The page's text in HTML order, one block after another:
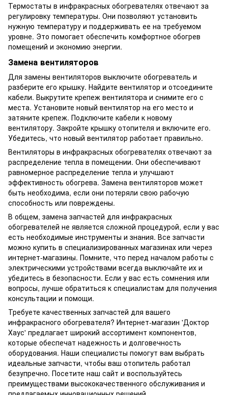
Термостаты в инфракрасных обогревателях отвечают за
регулировку температуры. Они позволяют установить
нужную температуру и поддерживать ее на требуемом
уровне. Это помогает обеспечить комфортное обогрев
помещений и экономию энергии.
Замена вентиляторов
Для замены вентиляторов выключите обогреватель и
разберите его крышку. Найдите вентилятор и отсоедините
кабели. Выкрутите крепеж вентилятора и снимите его с
места. Установите новый вентилятор на его место и
затяните крепеж. Подключите кабели к новому
вентилятору. Закройте крышку отопителя и включите его.
Убедитесь, что новый вентилятор работает правильно.
Вентиляторы в инфракрасных обогревателях отвечают за
распределение тепла в помещении. Они обеспечивают
равномерное распределение тепла и улучшают
эффективность обогрева. Замена вентиляторов может
быть необходима, если они потеряли свою рабочую
способность или повреждены.
В общем, замена запчастей для инфракрасных
обогревателей не является сложной процедурой, если у вас
есть необходимые инструменты и знания. Все запчасти
можно купить в специализированных магазинах или через
интернет-магазины. Помните, что перед началом работы с
электрическими устройствами всегда выключайте их и
убедитесь в безопасности. Если у вас есть сомнения или
вопросы, лучше обратиться к специалистам для получения
консультации и помощи.
Требуете качественных запчастей для вашего
инфракрасного обогревателя? Интернет-магазин 'Доктор
Хаус' предлагает широкий ассортимент компонентов,
которые обеспечат надежность и долговечность
оборудования. Наши специалисты помогут вам выбрать
идеальные запчасти, чтобы ваш отопитель работал
безупречно. Посетите наш сайт и воспользуйтесь
преимуществами высококачественного обслуживания и